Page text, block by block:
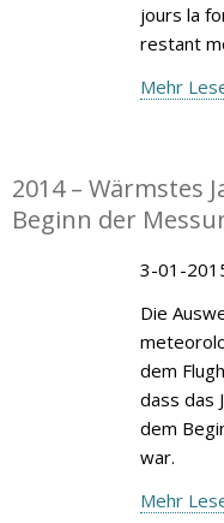
jours la
restant
Mehr
2014 – Wärmstes
Beginn der
3-01-
Die
dem
dass das
dem
war.
Mehr